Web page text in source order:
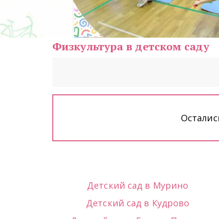
Физкультура в детском саду
Детский сад в Мурино
Детский сад в Кудрово